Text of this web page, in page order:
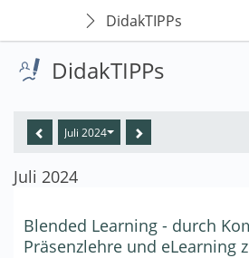
DidakTIPPs
DidakTIPPs
Juli 2024
Juli 2024
Blended Learning - durch
Präsenzlehre und eLearning